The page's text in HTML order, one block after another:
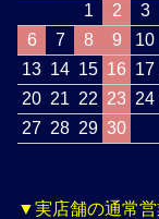
1
2 3
6
7 8 9 10
13 14 15 16 17
20 21 22 23 24
27 28 29 30
▼実店舗の通常営